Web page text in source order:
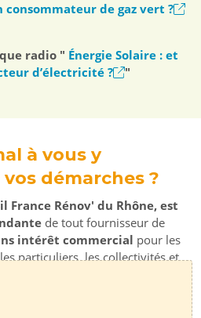
de gaz vert ?
radio " Énergie Solaire : et
d’électricité ?
"
à vous y
démarches ?
France Rénov' du Rhône, est
de tout fournisseur de
intérêt commercial pour les
particuliers, les collectivités et
démarches d'économies
rénovation énergétique